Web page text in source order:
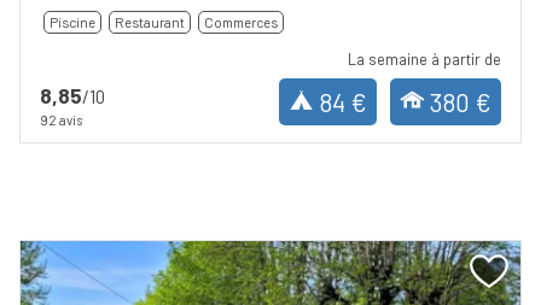
Piscine Restaurant Commerces
8,85/10
92 avis
La semaine à partir de
84 € 380 €